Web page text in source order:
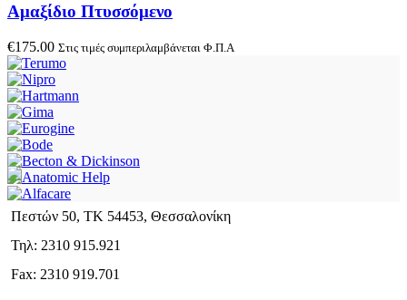
Αμαξίδιο Πτυσσόμενο
€175.00 Στις τιμές συμπεριλαμβάνεται Φ.Π.Α
Πεστών 50, ΤΚ 54453, Θεσσαλονίκη
Τηλ: 2310 915.921
Fax: 2310 919.701